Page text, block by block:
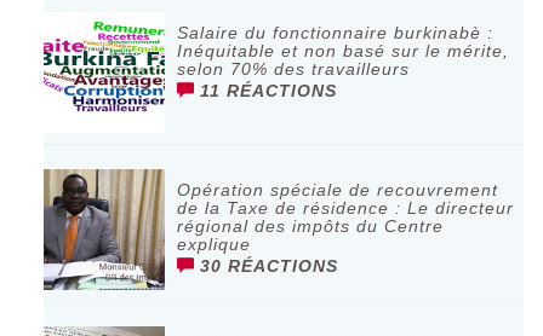
Salaire du fonctionnaire burkinabè :
Inéquitable et non basé sur le mérite,
selon 70% des travailleurs
11 RÉACTIONS
Opération spéciale de recouvrement
de la Taxe de résidence : Le directeur
régional des impôts du Centre
explique
30 RÉACTIONS